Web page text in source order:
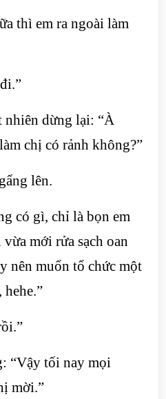
thì em ra ngoài làm
nhiên dừng lại: “À
chị có rảnh không?”
lên.
có gì, chỉ là bọn em
mới rửa sạch oan
nên muốn tổ chức một
“Vậy tối nay mọi
mời.”